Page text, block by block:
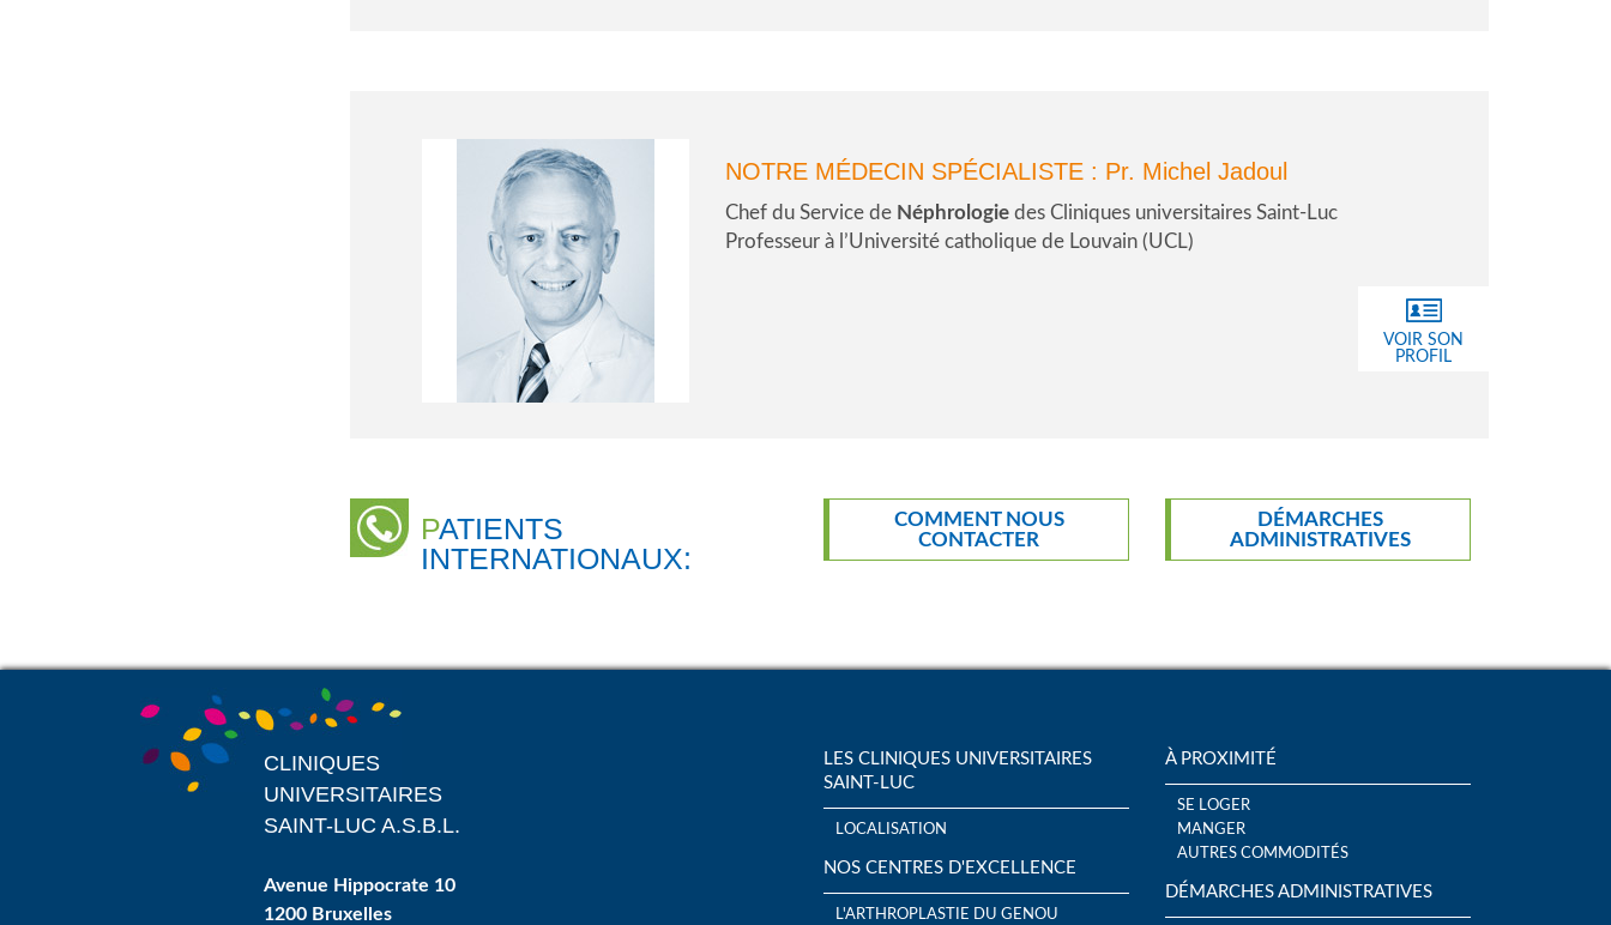
NOTRE MÉDECIN SPÉCIALISTE : Pr. Michel Jadoul
Chef du Service de Néphrologiedes Cliniques universitaires Saint-Luc
Professeur à l’Université catholique de Louvain (UCL)
VOIR SON
PROFIL
PATIENTS
INTERNATIONAUX:
COMMENT NOUS
CONTACTER
DÉMARCHES
ADMINISTRATIVES
CLINIQUES
UNIVERSITAIRES
SAINT-LUC A.S.B.L.
Avenue Hippocrate 10
1200 Bruxelles
LES CLINIQUES UNIVERSITAIRES
SAINT-LUC
LOCALISATION
NOS CENTRES D'EXCELLENCE
L'ARTHROPLASTIE DU GENOU
À PROXIMITÉ
SE LOGER
MANGER
AUTRES COMMODITÉS
DÉMARCHES ADMINISTRATIVES